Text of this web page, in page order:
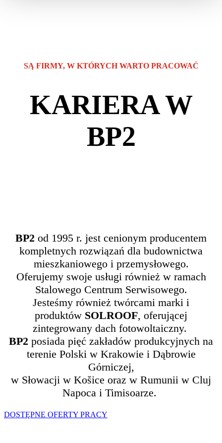
SĄ FIRMY, W KTÓRYCH WARTO PRACOWAĆ
KARIERA W
BP2
BP2 od 1995 r. jest cenionym producentem
kompletnych rozwiązań dla budownictwa
mieszkaniowego i przemysłowego.
Oferujemy swoje usługi również w ramach
Stalowego Centrum Serwisowego.
Jesteśmy również twórcami marki i
produktów SOLROOF, oferującej
zintegrowany dach fotowoltaiczny.
BP2 posiada pięć zakładów produkcyjnych na
terenie Polski w Krakowie i Dąbrowie
Górniczej,
w Słowacji w Košice oraz w Rumunii w Cluj
Napoca i Timisoarze.
DOSTĘPNE OFERTY PRACY